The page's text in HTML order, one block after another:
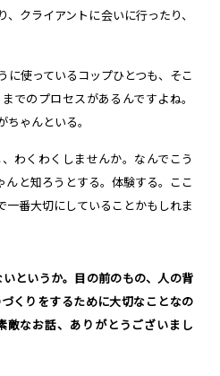
クライアントに会いに行ったり、
に使っているコップひとつも、そこ
でのプロセスがあるんですよね。
ちゃんといる。
わくわくしませんか。なんでこう
んと知ろうとする。体験する。ここ
一番大切にしていることかもしれま
というか。目の前のもの、人の背
くりをするために大切なことなの
敵なお話、ありがとうございまし